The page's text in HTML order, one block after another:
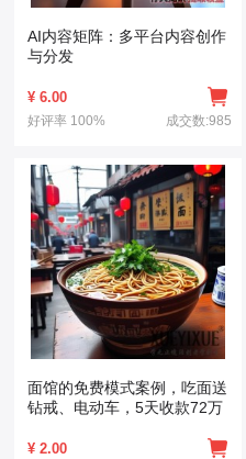
AI内容矩阵：多平台内容创作
与分发
¥6.00
好评率 100% 成交数:985
面馆的免费模式案例，吃面送
钻戒、电动车，5天收款72万
¥2.00